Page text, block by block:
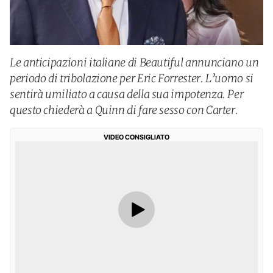
Le anticipazioni italiane di Beautiful annunciano un
periodo di tribolazione per Eric Forrester. L’uomo si
sentirà umiliato a causa della sua impotenza. Per
questo chiederà a Quinn di fare sesso con Carter.
VIDEO CONSIGLIATO